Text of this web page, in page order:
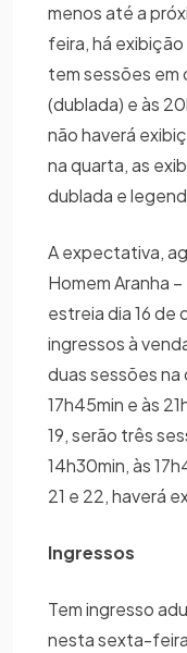
menos até a
feira, há
tem sessões em
(dublada) e às
não haverá
na quarta, as
dublada e
A expectativa,
Homem Aranha
estreia dia 16 de
ingressos à
duas sessões na
17h45min e às
19, serão três
14h30min, às
21 e 22, haverá
Ingressos
Tem ingresso
nesta sexta-